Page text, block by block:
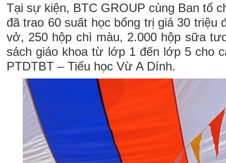
Tại sự kiện, BTC GROUP cùng Ban tổ
đã trao 60 suất học bổng trị giá 30 triệu
vở, 250 hộp chì màu, 2.000 hộp sữa
sách giáo khoa từ lớp 1 đến lớp 5 cho
PTDTBT – Tiểu học Vừ A Dính.